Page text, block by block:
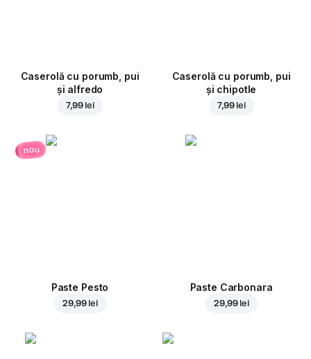
Caserolă cu porumb, pui
și alfredo
7,99 lei
Caserolă cu porumb, pui
și chipotle
7,99 lei
nou
Paste Pesto
29,99 lei
Paste Carbonara
29,99 lei